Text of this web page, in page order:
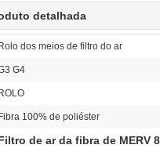
detalhada
Rolo dos meios de filtro do ar
G4
ROLO
Fibra 100% de poliéster
de ar da fibra de MERV 8